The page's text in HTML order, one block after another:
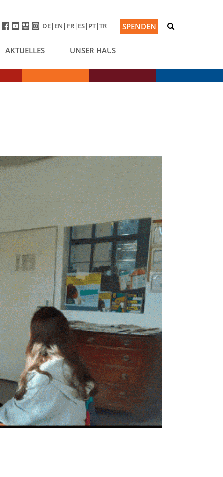
SPENDEN
DE EN FR ES PT TR
AKTUELLES UNSER HAUS